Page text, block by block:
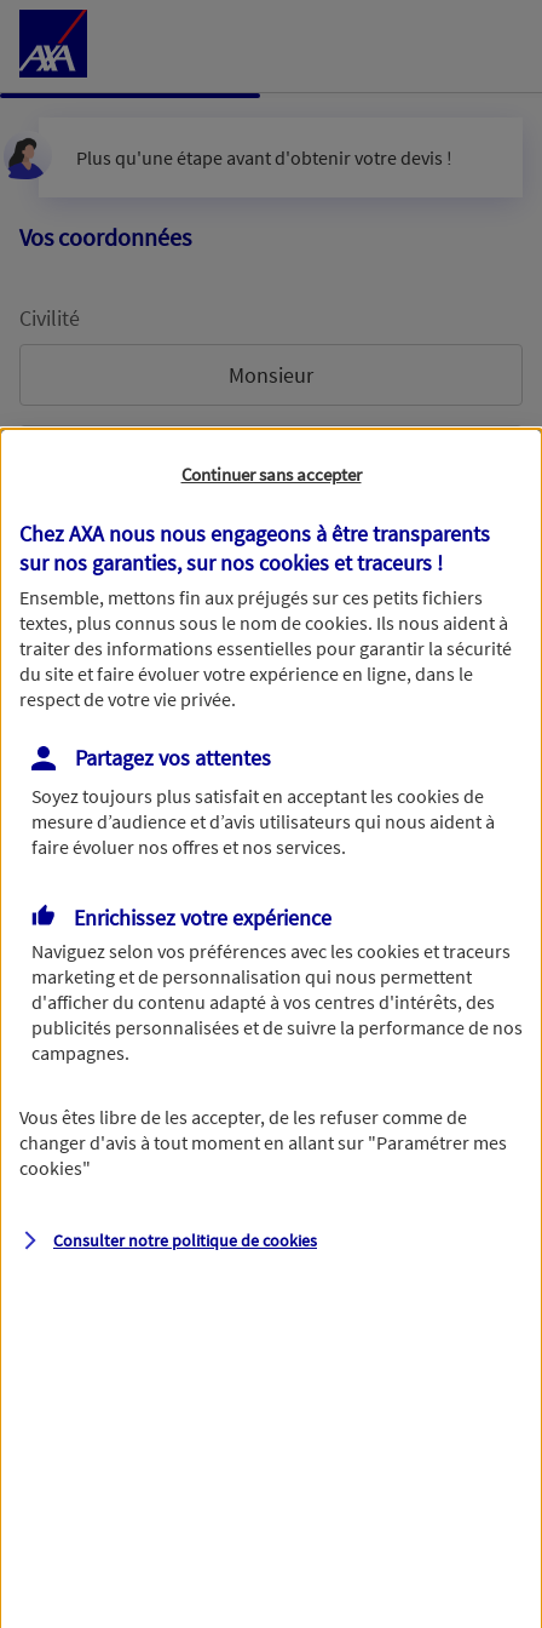
Accéder au Contenu
Plus qu'une étape avant d'obtenir votre devis !
Vos coordonnées
Civilité
Monsieur
Nom
Prénom
Date de Naissance
Numéro de téléphone
accompagner dans les prochaines étapes de votre souscription.
Continuer sans accepter
Chez AXA nous nous engageons à être transparents
sur nos garanties, sur noscookies et traceurs !
Ensemble, mettons fin aux préjugés sur ces petits fichiers
textes, plus connus sous le nom decookies. Ils nous aident à
traiter des informations essentielles pour garantir la sécurité
du site et faire évoluer votre expérience en ligne, dans le
respect de votre vie privée.
Partagez vos attentes
Soyez toujours plus satisfait en acceptant lescookiesde
mesure d’audience et d’avis utilisateurs qui nous aident à
faire évoluer nos offres et nos services.
Enrichissez votre expérience
Naviguez selon vos préférences avec lescookies et traceurs
marketing et de personnalisation qui nous permettent
d'afficher du contenu adapté à vos centres d'intérêts, des
publicités personnalisées et de suivre la performance de nos
campagnes.
Vous êtes libre de les accepter, de les refuser comme de
changer d'avis à tout moment en allant sur "Paramétrer mes
cookies"
Consulter notre politique decookies